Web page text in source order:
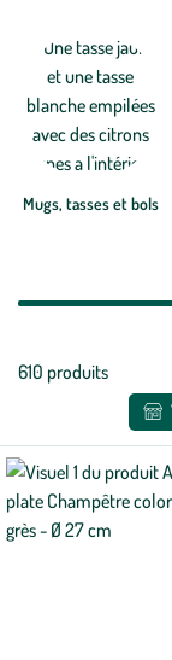
une jolie table en
Mugs, tasses et bols
Liste
appliqués
610 produits